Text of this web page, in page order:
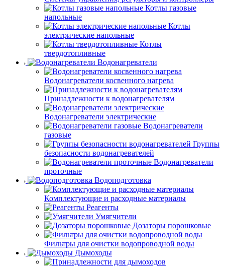
Котлы газовые
напольные
Котлы
электрические напольные
Котлы
твердотопливные
Водонагреватели
Водонагреватели косвенного нагрева
Принадлежности к водонагревателям
Водонагреватели электрические
Водонагреватели
газовые
Группы
безопасности водонагревателей
Водонагреватели
проточные
Водоподготовка
Комплектующие и расходные материалы
Реагенты
Умягчители
Дозаторы порошковые
Фильтры для очистки водопроводной воды
Дымоходы